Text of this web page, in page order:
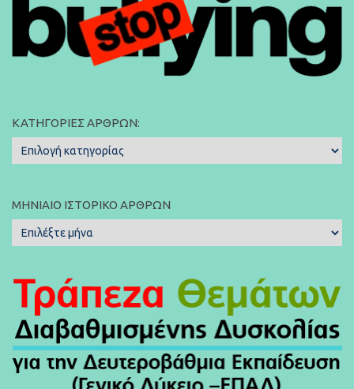
ΚΑΤΗΓΟΡΊΕΣ ΆΡΘΡΩΝ:
Κατηγορίες
Άρθρων:
ΜΗΝΙΑΊΟ ΙΣΤΟΡΙΚΌ ΆΡΘΡΩΝ
Μηνιαίο
Ιστορικό